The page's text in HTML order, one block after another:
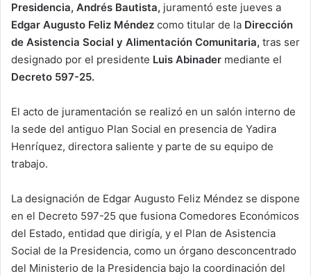
Presidencia, Andrés Bautista, juramentó este jueves a
Edgar Augusto Feliz Méndez como titular de la Dirección
de Asistencia Social y Alimentación Comunitaria, tras ser
designado por el presidente Luis Abinader mediante el
Decreto 597-25.
El acto de juramentación se realizó en un salón interno de
la sede del antiguo Plan Social en presencia de Yadira
Henríquez, directora saliente y parte de su equipo de
trabajo.
La designación de Edgar Augusto Feliz Méndez se dispone
en el Decreto 597-25 que fusiona Comedores Económicos
del Estado, entidad que dirigía, y el Plan de Asistencia
Social de la Presidencia, como un órgano desconcentrado
del Ministerio de la Presidencia bajo la coordinación del